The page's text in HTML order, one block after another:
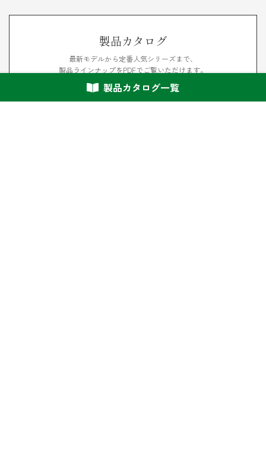
製品カタログ
最新モデルから定番人気シリーズまで、
製品ラインナップをPDFでご覧いただけます。
製品カタログ一覧